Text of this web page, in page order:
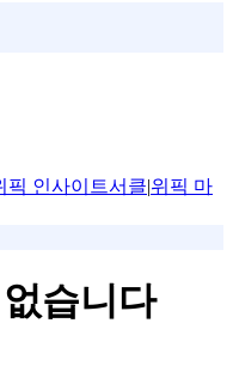
픽 인사이트서클|위픽 마
습니다